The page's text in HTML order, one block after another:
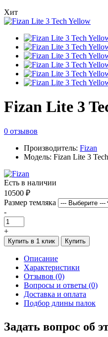
Хит
Fizan Lite 3
0 отзывов
Производитель: Fizan
Модель: Fizan Lite 3
Есть в наличии
10500 ₽
Размер темляка
-
+
Купить в 1 клик Купить
Описание
Характеристики
Отзывов (0)
Вопросы и ответы (0)
Доставка и оплата
Подбор длины палок
Задать вопрос об